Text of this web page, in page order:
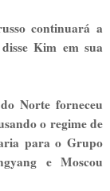
continuará a
Kim em sua
Norte forneceu
o regime de
para o Grupo
e Moscou